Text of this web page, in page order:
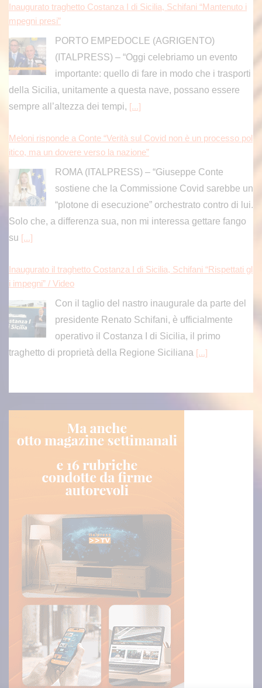
PORTO EMPEDOCLE (AGRIGENTO)
(ITALPRESS) – “Oggi celebriamo un evento
importante: quello di fare in modo che i trasporti
della Sicilia, unitamente a questa nave, possano essere
sempre all’altezza dei tempi, [...]
Meloni risponde a Conte “Verità sul Covid non è un processo pol
ROMA (ITALPRESS) – “Giuseppe Conte
sostiene che la Commissione Covid sarebbe un
“plotone di esecuzione” orchestrato contro di lui.
Solo che, a differenza sua, non mi interessa gettare fango
su[...]
Inaugurato il traghetto Costanza I di Sicilia, Schifani “Rispettati gl
Con il taglio del nastro inaugurale da parte del
presidente Renato Schifani, è ufficialmente
operativo il Costanza I di Sicilia, il primo
traghetto di proprietà della Regione Siciliana[...]
Inaugurato traghetto Costanza I di Sicilia, Schifani “Mantenuto i